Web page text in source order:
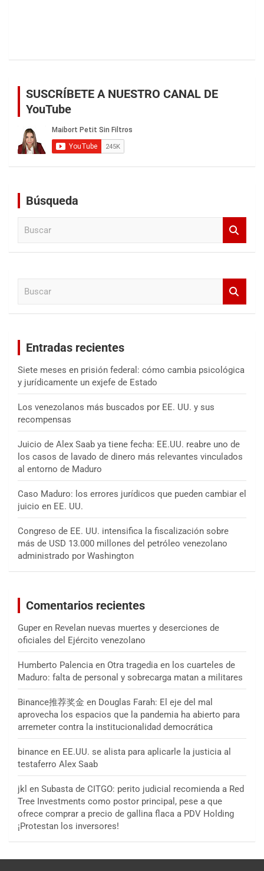
SUSCRÍBETE A NUESTRO CANAL DE
YouTube
Búsqueda
Entradas recientes
Siete meses en prisión federal: cómo cambia psicológica
y jurídicamente un exjefe de Estado
Los venezolanos más buscados por EE. UU. y sus
recompensas
Juicio de Alex Saab ya tiene fecha: EE.UU. reabre uno de
los casos de lavado de dinero más relevantes vinculados
al entorno de Maduro
Caso Maduro: los errores jurídicos que pueden cambiar el
juicio en EE. UU.
Congreso de EE. UU. intensifica la fiscalización sobre
más de USD 13.000 millones del petróleo venezolano
administrado por Washington
Comentarios recientes
Guper en Revelan nuevas muertes y deserciones de
oficiales del Ejército venezolano
Humberto Palencia en Otra tragedia en los cuarteles de
Maduro: falta de personal y sobrecarga matan a militares
Binance推荐奖金 en Douglas Farah: El eje del mal
aprovecha los espacios que la pandemia ha abierto para
arremeter contra la institucionalidad democrática
binance en EE.UU. se alista para aplicarle la justicia al
testaferro Alex Saab
jkl en Subasta de CITGO: perito judicial recomienda a Red
Tree Investments como postor principal, pese a que
ofrece comprar a precio de gallina flaca a PDV Holding
¡Protestan los inversores!